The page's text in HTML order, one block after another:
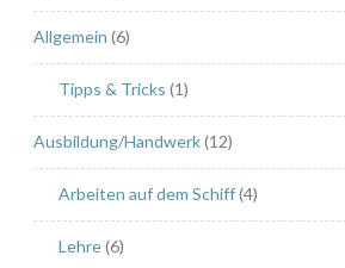
Allgemein (6)
Tipps & Tricks (1)
Ausbildung/Handwerk(12)
Arbeiten auf dem Schiff(4)
Lehre(6)